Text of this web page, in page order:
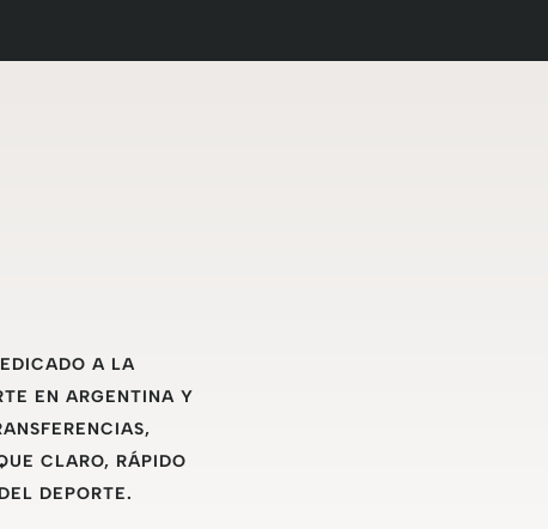
A LA
EN ARGENTINA Y
CLARO, RÁPIDO
DEPORTE.